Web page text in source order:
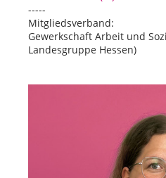
-----
Mitgliedsverband:
Gewerkschaft Arbeit und
Landesgruppe Hessen)